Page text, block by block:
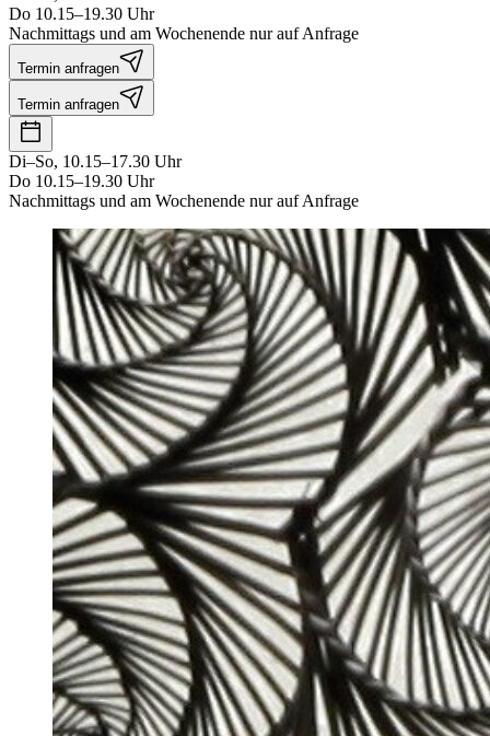
Do 10.15–19.30 Uhr
Nachmittags und am Wochenende nur auf Anfrage
Termin anfragen
Termin anfragen
Di–So, 10.15–17.30 Uhr
Do 10.15–19.30 Uhr
Nachmittags und am Wochenende nur auf Anfrage